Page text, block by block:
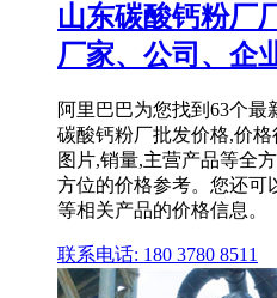
山东碳酸钙粉厂
厂家、公司、企
阿里巴巴为您找到63个
碳酸钙粉厂批发价格,价
图片,销量,主营产品等全
方位的价格参考。您还可
等相关产品的价格信息。
联系电话: 180 3780 8511